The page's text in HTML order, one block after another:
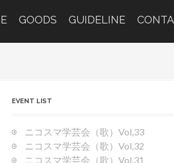
GOODS GUIDELINE
EVENT LIST
ニコスマ学芸会（歌）Vol,33
ニコスマ学芸会（歌）Vol,32
ニコスマ学芸会（歌）Vol,31